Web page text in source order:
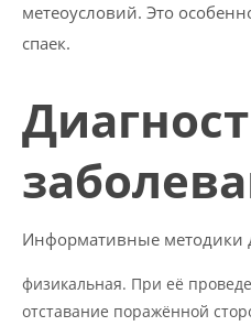
метеоусловий. Это
спаек.
Информативные методики
физикальная. При её
отставание поражённой